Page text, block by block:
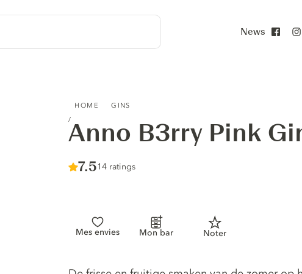
News
HOME GINS
Anno B3rry Pink
Score :
7.5/ 10
14 ratings
Mes envies Mon bar Noter